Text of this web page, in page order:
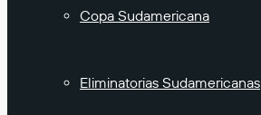
Copa Sudamericana
Eliminatorias Sudamericanas